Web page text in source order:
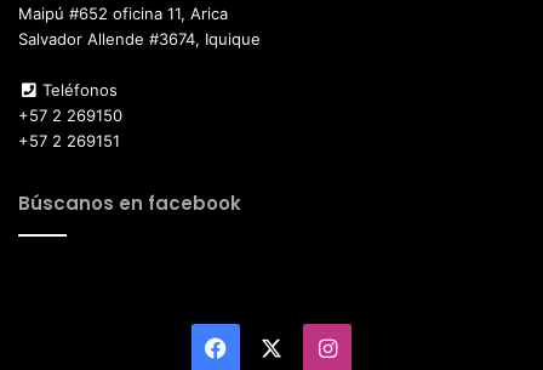
Maipú #652 oficina 11, Arica
Salvador Allende #3674, Iquique
Teléfonos
+57 2 269150
+57 2 269151
Búscanos en facebook
Facebook Instagram